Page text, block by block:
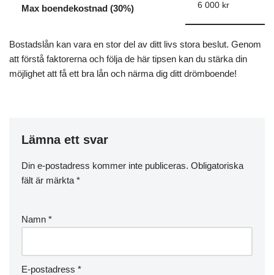
Max boendekostnad (30%) 6 000 kr
Bostadslån kan vara en stor del av ditt livs stora beslut. Genom
att förstå faktorerna och följa de här tipsen kan du stärka din
möjlighet att få ett bra lån och närma dig ditt drömboende!
Lämna ett svar
Din e-postadress kommer inte publiceras. Obligatoriska
fält är märkta *
Namn *
E-postadress *